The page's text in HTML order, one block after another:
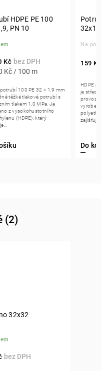
HDPE PE 100
PN 10
Kč
Kč / 100 m
potrubí 100 PE 32 × 1,9 mm
těžké tlakové potrubí s
tlakem 1,0 MPa. Je
z vysokohustotního
(HDPE), který
Na
159
Do
HDPE
je
(2)
32x32